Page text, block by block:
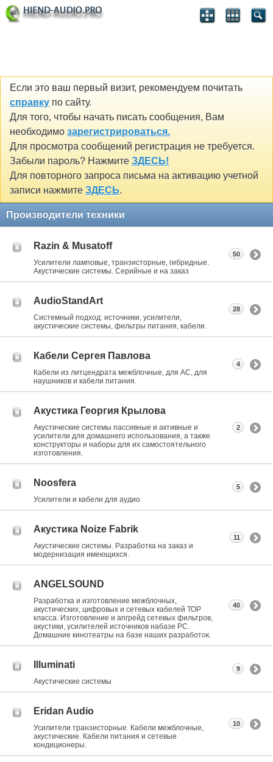
Если это ваш первый визит, рекомендуем почитать
справку по сайту.
Для того, чтобы начать писать сообщения, Вам
необходимо зарегистрироваться.
Для просмотра сообщений регистрация не требуется.
Забыли пароль? Нажмите ЗДЕСЬ!
Для повторного запроса письма на активацию учетной
записи нажмите ЗДЕСЬ.
Производители техники
Razin & Musatoff
Усилители ламповые, транзисторные, гибридные.
Акустические системы. Серийные и на заказ
50
AudioStandArt
Системный подход: источники, усилители,
акустические системы, фильтры питания, кабели.
28
Кабели Сергея Павлова
Кабели из литцендрата межблочные, для АС, для
наушников и кабели питания.
4
Акустика Георгия Крылова
Акустические системы пассивные и активные и
усилители для домашнего использования, а также
конструкторы и наборы для их самостоятельного
изготовления.
2
Noosfera
Усилители и кабели для аудио
5
Акустика Noize Fabrik
Акустические системы. Разработка на заказ и
модернизация имеющихся.
11
ANGELSOUND
Разработка и изготовление межблочных,
акустических, цифровых и сетевых кабелей ТОР
класса. Изготовление и апгрейд сетевых фильтров,
акустики, усилителей источников набазе РС.
Домашние кинотеатры на базе наших разработок.
40
Illuminati
Акустические системы
9
Eridan Audio
Усилители транзисторные. Кабели межблочные,
акустические. Кабели питания и сетевые
кондиционеры.
10